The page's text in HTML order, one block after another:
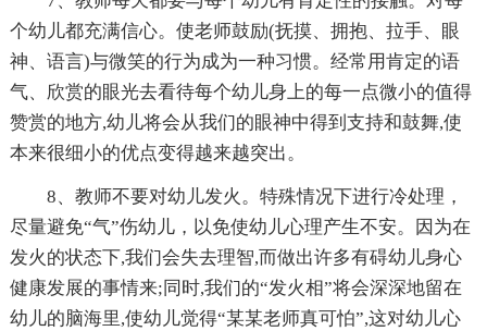
个幼儿都充满信心。使老师鼓励(抚摸、拥抱、拉手、眼
神、语言)与微笑的行为成为一种习惯。经常用肯定的语
气、欣赏的眼光去看待每个幼儿身上的每一点微小的值得
赞赏的地方,幼儿将会从我们的眼神中得到支持和鼓舞,使
本来很细小的优点变得越来越突出。
8、教师不要对幼儿发火。特殊情况下进行冷处理，
尽量避免“气”伤幼儿，以免使幼儿心理产生不安。因为在
发火的状态下,我们会失去理智,而做出许多有碍幼儿身心
健康发展的事情来;同时,我们的“发火相”将会深深地留在
幼儿的脑海里,使幼儿觉得“某某老师真可怕”,这对幼儿心